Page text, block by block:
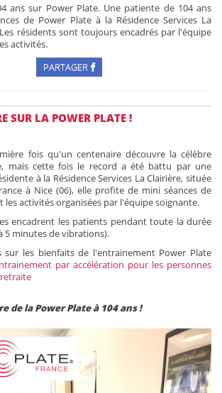
ans sur Power Plate. Une patiente de 104 ans
de Power Plate à la Résidence Services La
résidents sont toujours encadrés par l'équipe
activités.
PARTAGER
SUR LA POWER PLATE !
fois qu'un centenaire découvre la célèbre
mais cette fois le record a été battu par une
à la Résidence Services La Clairière, située
à Nice (06), elle profite de mini séances de
les activités organisées par l'équipe soignante.
encadrent les patients pendant toute la durée
5 minutes de vibrations).
sur les bienfaits de l'entrainement Power Plate
par accélération pour les personnes
de la Power Plate à 104 ans !